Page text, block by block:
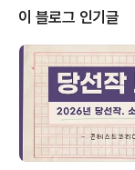
의 동촌유원지를 홍보하
제곡 가요제를 진행하여
사하고자 함 ◎ 문 의
문화관광과) 많은 분들
에서 소식 전해 드렸..
이 블로그 인기글